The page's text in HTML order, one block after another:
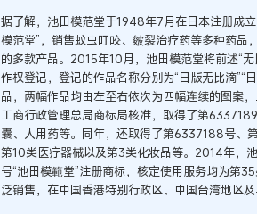
据了解，池田模范堂于1948年7月在日本注册成
模范堂”，销售蚊虫叮咬、皴裂治疗药等多种药品
的多款产品。2015年10月，池田模范堂将前述“
作权登记，登记的作品名称分别为“日版无比滴”“
品，两幅作品均由左至右依次为四幅连续的图案
工商行政管理总局商标局核准，取得了第
囊、人用药等。同年，还取得了第6337188号、
第10类医疗器械以及第3类化妆品等。2014年，
号“池田模範堂”注册商标，核定使用服务均为第
泛销售，在中国香港特别行政区、中国台湾地区